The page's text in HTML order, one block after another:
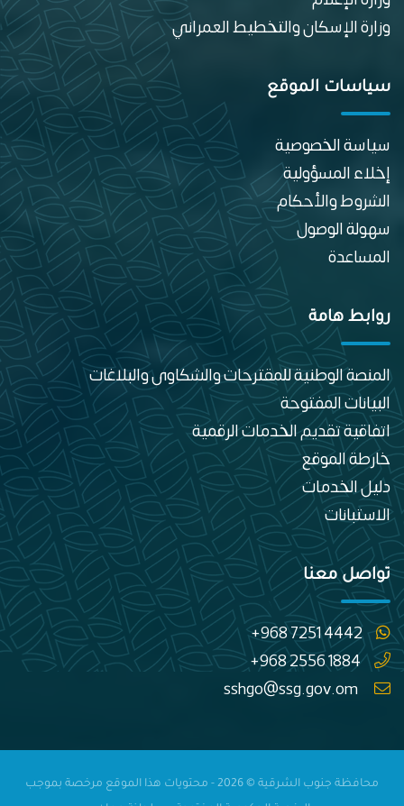
وزارة الإسكان والتخطيط العمراني
سياسات الموقع
سياسة الخصوصية
إخلاء المسؤولية
الشروط والأحكام
سهولة الوصول
المساعدة
روابط هامة
المنصة الوطنية للمقترحات والشكاوى والبلاغات
البيانات المفتوحة
اتفاقية تقديم الخدمات الرقمية
خارطة الموقع
دليل الخدمات
الاستبانات
تواصل معنا
+968 7251 4442
+968 2556 1884
محافظة جنوب الشرقية © 2026 - محتويات هذا الموقع مرخصة بموجب